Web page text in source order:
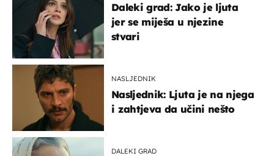
Daleki grad: Jako je ljuta
jer se miješa u njezine
stvari
NASLJEDNIK
Nasljednik: Ljuta je na njega
i zahtjeva da učini nešto
DALEKI GRAD